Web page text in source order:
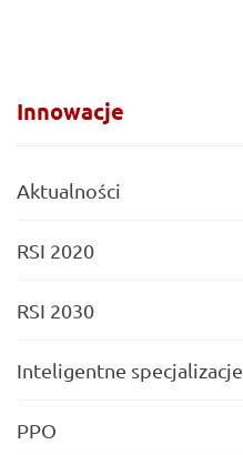
Innowacje
Aktualności
RSI 2020
RSI 2030
Inteligentne specjalizacje
PPO